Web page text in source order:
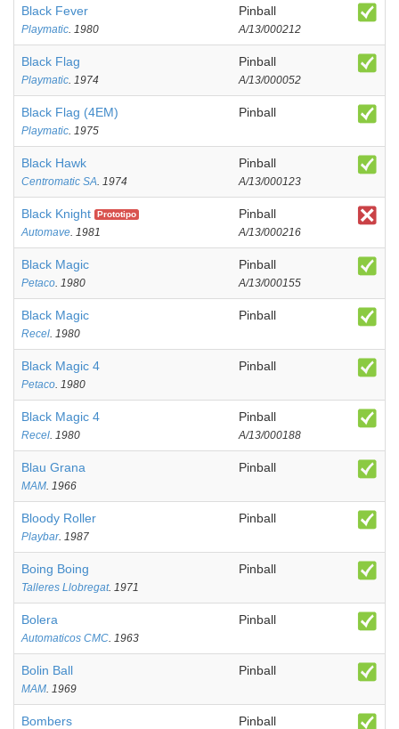
Black Fever
Playmatic. 1980
Pinball
A/13/000212
Black Flag
Playmatic. 1974
Pinball
A/13/000052
Black Flag (4EM)
Playmatic. 1975
Pinball
Black Hawk
Centromatic SA. 1974
Pinball
A/13/000123
Black Knight Prototipo
Automave. 1981
Pinball
A/13/000216
Black Magic
Petaco. 1980
Pinball
A/13/000155
Black Magic
Recel. 1980
Pinball
Black Magic 4
Petaco. 1980
Pinball
Black Magic 4
Recel. 1980
Pinball
A/13/000188
Blau Grana
MAM. 1966
Pinball
Bloody Roller
Playbar. 1987
Pinball
Boing Boing
Talleres Llobregat. 1971
Pinball
Bolera
Automaticos CMC. 1963
Pinball
Bolin Ball
MAM. 1969
Pinball
Bombers Pinball